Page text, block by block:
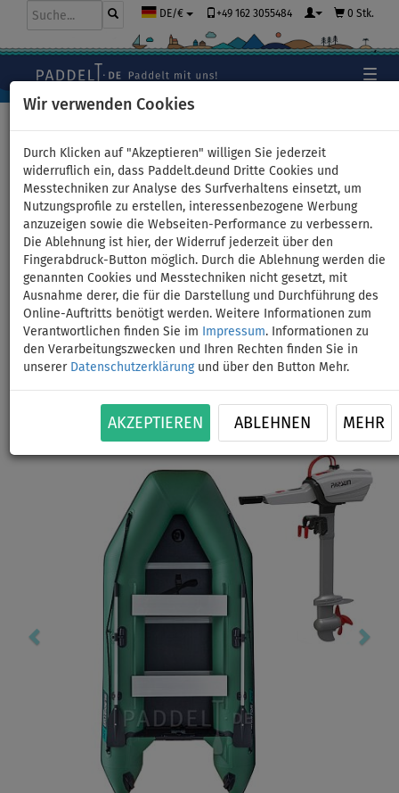
Wir verwenden Cookies
Durch Klicken auf "Akzeptieren" willigen Sie jederzeit
widerruflich ein, dass Paddelt.deund Dritte Cookies und
Messtechniken zur Analyse des Surfverhaltens einsetzt, um
Nutzungsprofile zu erstellen, interessenbezogene Werbung
anzuzeigen sowie die Webseiten-Performance zu verbessern.
Die Ablehnung ist hier, der Widerruf jederzeit über den
Fingerabdruck-Button möglich. Durch die Ablehnung werden die
genannten Cookies und Messtechniken nicht gesetzt, mit
Ausnahme derer, die für die Darstellung und Durchführung des
Online-Auftritts benötigt werden. Weitere Informationen zum
Verantwortlichen finden Sie im
Impressum. Informationen zu
den Verarbeitungszwecken und Ihren Rechten finden Sie in
unserer Datenschutzerklärungund über den Button Mehr.
AKZEPTIEREN ABLEHNEN MEHR
DE/€ +49 162 3055484 0 Stk.
Schlauchboot GLADIATOR
LIGHT AK320WF green mit
Lattenboden - Set: mit
Elektromotor PARSUN JOY 1,2
kW
BIS
Previous Next